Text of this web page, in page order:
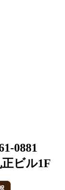
0881
ビル1F